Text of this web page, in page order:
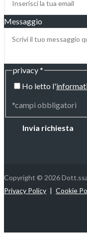
Messaggio
privacy*
Ho letto l'
*campi obbligatori
Invia richiesta
Copyright © 2026
Privacy Policy
Cookie